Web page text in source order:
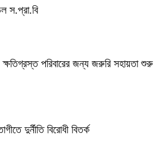
স.প্রা.বি
পরিবারের জন্য জরুরি সহায়তা শুরু
দুর্নীতি বিরোধী বিতর্ক